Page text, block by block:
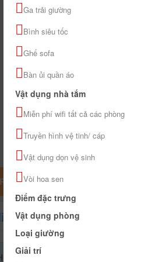
BẢN ĐỒ
Home
GIÁ THAM
Ga trải giường
Bình siêu tốc
Ghế sofa
Bàn ủi quần áo
Vật dụng nhà tắm
Miễn phí wifi tất cả các phòng
Truyền hình vệ tinh/ cáp
Vật dụng dọn vệ sinh
Vòi hoa sen
Điểm đặc trưng
Vật dụng phòng
Loại giường
Giải trí